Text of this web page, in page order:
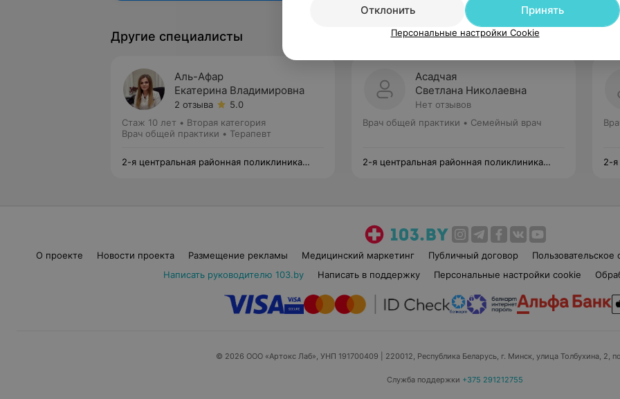
Другие специалисты
Аль-Афар
Екатерина Владимировна
2 отзыва
5.0
Стаж 10 лет • Вторая категория
Врач общей практики • Терапевт
2-я центральная районная поликлиника
Асадчая
Светлана Николаевна
Нет отзывов
Врач общей практики • Семейный врач
2-я центральная районная поликлиника
2-я
О проекте Новости проекта Размещение рекламы Медицинский маркетинг Публичный договор Пользовательское
Написать руководителю 103.by
Написать в поддержку Персональные настройки cookie
© 2026 ООО «Артокс Лаб», УНП 191700409 | 220012, Республика Беларусь, г. Минск, улица Толбухина, 2,
Служба поддержки +375 291212755
Отклонить
Принять
Персональные настройки Cookie